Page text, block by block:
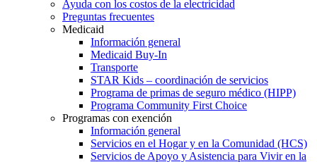
Ayuda con los costos de la electricidad
Preguntas frecuentes
Medicaid
Información general
Medicaid Buy-In
Transporte
STAR Kids – coordinación de servicios
Programa de primas de seguro médico (HIPP)
Programa Community First Choice
Programas con exención
Información general
Servicios en el Hogar y en la Comunidad (HCS)
Servicios de Apoyo y Asistencia para Vivir en la